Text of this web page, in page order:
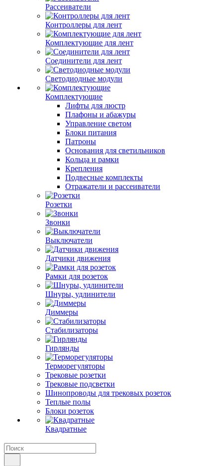
Рассеиватели
Контроллеры для лент
Комплектующие для лент
Соединители для лент
Светодиодные модули
Комплектующие
Лифты для люстр
Плафоны и абажуры
Управление светом
Блоки питания
Патроны
Основания для светильников
Кольца и рамки
Крепления
Подвесные комплекты
Отражатели и рассеиватели
Розетки
Звонки
Выключатели
Датчики движения
Рамки для розеток
Шнуры, удлинители
Диммеры
Стабилизаторы
Гирлянды
Терморегуляторы
Трековые розетки
Трековые подсветки
Шинопроводы для трековых розеток
Теплые полы
Блоки розеток
Квадратные